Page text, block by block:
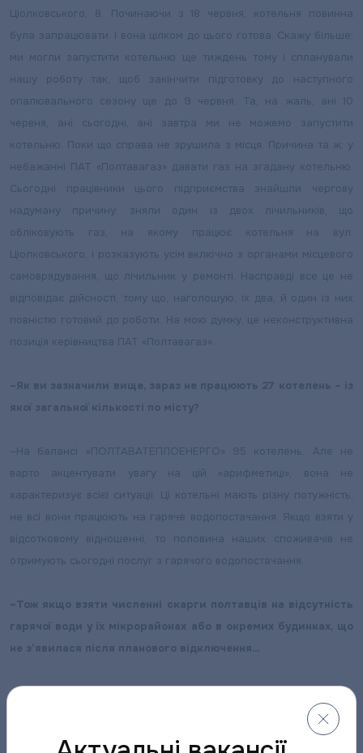
Ціолковського, 8. Починаючи з 18 червня, котельня повинна
була запрацювати. І вона цілком до цього готова. Скажу більше:
ми могли запустити котельню ще тиждень тому і спланували
нашу роботу так, щоб закінчити підготовку до наступного
опалювального сезону ще до 9 червня. Та, на жаль, ані 10
червня, ані сьогодні, ані завтра ми не можемо запустити
котельню. Поки що справа не зрушила з місця. Причина та ж: у
небажанні ПАТ «Полтавагаз» давати газ на згадану котельню.
Сьогодні працівники цього підприємства знайшли чергову
надуману причину: зняли один із двох лічильників, що
обліковують газ, на якому працює котельня на вул.
Ціолковського, і розказують усім включно з органами місцевого
самоврядування, що лічильник у ремонті. Насправді все це не
відповідає дійсності, тому що, наголошую, їх два, й один із них
повністю готовий до роботи. На мою думку, це неконструктивна
позиція керівництва ПАТ «Полтавагаз».
–Як ви зазначили вище, зараз не працюють 27 котелень – із
якої загальної кількості по місту?
–На балансі «ПОЛТАВАТЕПЛОЕНЕРГО» 95 котелень. Але не
варто акцентувати увагу на цій «арифметиці», вона не
характеризує всієї ситуації. Ці котельні мають різну потужність,
не всі вони працюють на гаряче водопостачання. Якщо взяти у
відсотковому відношенні, то половина наших споживачів не
отримують сьогодні послуг з гарячого водопостачання.
–Тож якщо взяти численні скарги полтавців на відсутність
гарячої води у їх мікрорайонах або в окремих будинках, що
не з’явилася після планового відключення…
–Так, це та ж причина. У нас є частина котелень, що за
графіком традиційно виводиться в плановий ремонт в
міжопалювальний сезон. Він затверджений міськвиконкомом і